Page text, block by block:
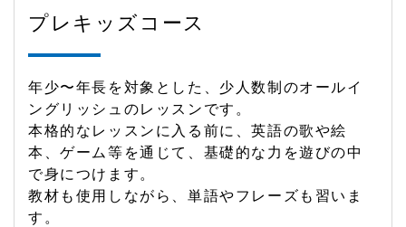
プレキッズコース
年少〜年長を対象とした、少人数制のオールイ
ングリッシュのレッスンです。
本格的なレッスンに入る前に、英語の歌や絵
本、ゲーム等を通じて、基礎的な力を遊びの中
で身につけます。
教材も使用しながら、単語やフレーズも習いま
す。